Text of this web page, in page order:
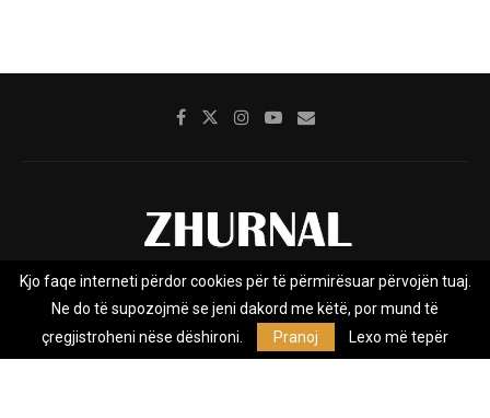
Rreth nesh Impresumi Marketing
Privacy Policy
Zhurnal.mk është Agjenci e Lajmeve e pavarur, e themeluar në vitin
Kjo faqe interneti përdor cookies për të përmirësuar përvojën tuaj.
Ne do të supozojmë se jeni dakord me këtë, por mund të
çregjistroheni nëse dëshironi.
Pranoj Lexo më tepër